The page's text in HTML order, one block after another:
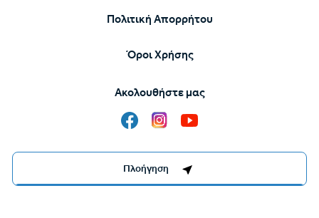
Πλοήγηση
Υποσέλιδο
Πολιτική Απορρήτου
Όροι Χρήσης
Ακολουθήστε μας
Destinations Management System by